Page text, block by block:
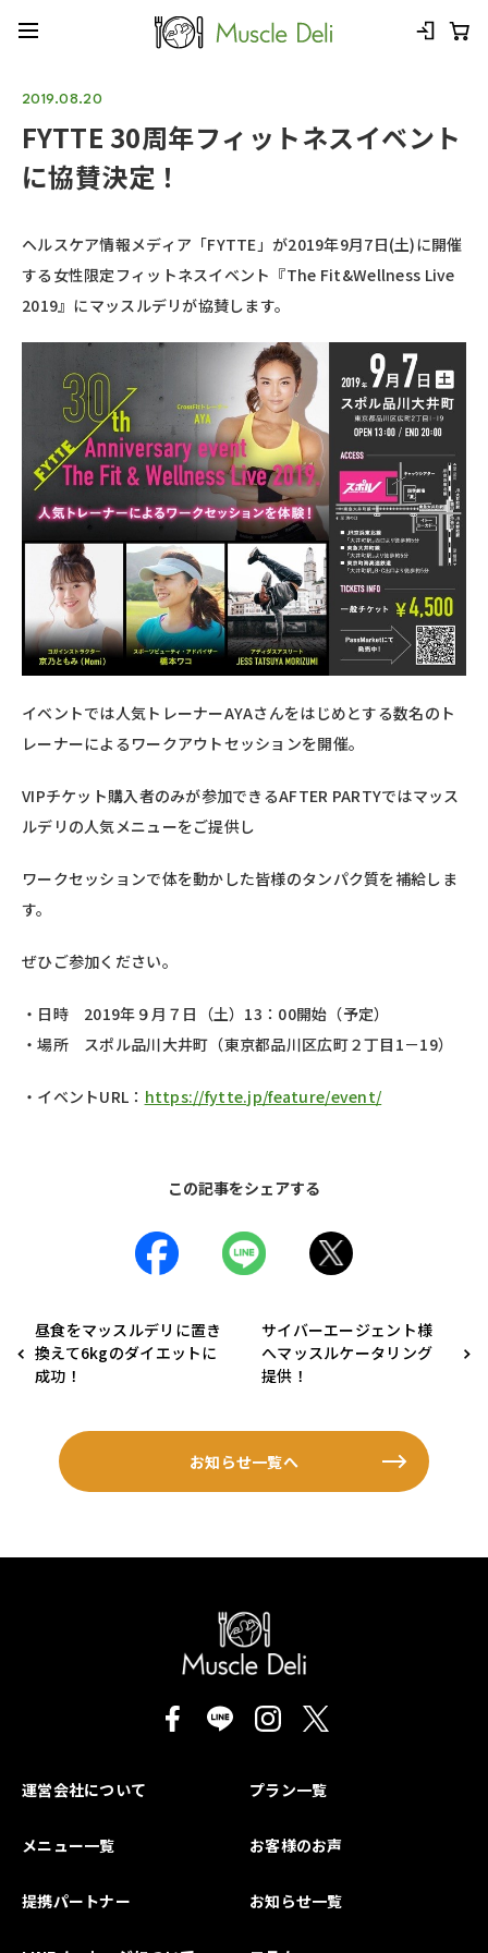
2019.08.20
FYTTE 30周年フィットネスイベント
に協賛決定！
ヘルスケア情報メディア「FYTTE」が2019年9月7日(土)に開催
する女性限定フィットネスイベント『The Fit&Wellness Live
2019』にマッスルデリが協賛します。
イベントでは人気トレーナーAYAさんをはじめとする数名のト
レーナーによるワークアウトセッションを開催。
VIPチケット購入者のみが参加できるAFTER PARTYではマッス
ルデリの人気メニューをご提供し
ワークセッションで体を動かした皆様のタンパク質を補給しま
す。
ぜひご参加ください。
・日時 2019年９月７日（土）13：00開始（予定）
・場所 スポル品川大井町（東京都品川区広町２丁目1－19）
・イベントURL： https://fytte.jp/feature/event/
この記事をシェアする
昼食をマッスルデリに置き
換えて6kgのダイエットに
成功！
サイバーエージェント様
へマッスルケータリング
提供！
お知らせ一覧へ
運営会社について プラン一覧
メニュー一覧 お客様のお声
提携パートナー お知らせ一覧